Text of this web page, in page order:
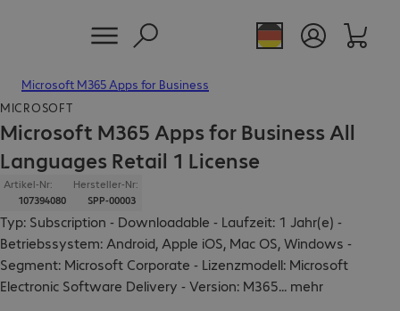
Microsoft M365 Apps for Business
MICROSOFT
Microsoft M365 Apps for Business All
Languages Retail 1 License
Artikel-Nr:
107394080
Hersteller-Nr:
SPP-00003
Typ: Subscription - Downloadable - Laufzeit: 1 Jahr(e) -
Betriebssystem: Android, Apple iOS, Mac OS, Windows -
Segment: Microsoft Corporate - Lizenzmodell: Microsoft
Electronic Software Delivery - Version: M365... mehr